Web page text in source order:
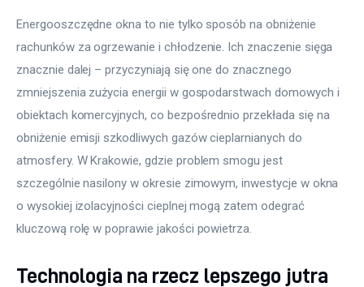
Energooszczędne okna to nie tylko sposób na obniżenie
rachunków za ogrzewanie i chłodzenie. Ich znaczenie sięga
znacznie dalej – przyczyniają się one do znacznego
zmniejszenia zużycia energii w gospodarstwach domowych i
obiektach komercyjnych, co bezpośrednio przekłada się na
obniżenie emisji szkodliwych gazów cieplarnianych do
atmosfery. W Krakowie, gdzie problem smogu jest
szczególnie nasilony w okresie zimowym, inwestycje w okna
o wysokiej izolacyjności cieplnej mogą zatem odegrać
kluczową rolę w poprawie jakości powietrza.
Technologia na rzecz lepszego jutra